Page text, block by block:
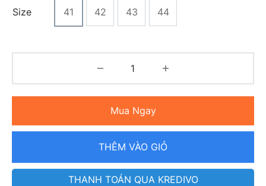
Size 41 42 43 44
Mua Ngay
THÊM VÀO GIỎ
THANH TOÁN QUA KREDIVO